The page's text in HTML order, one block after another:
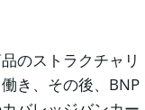
のストラクチャリ
き、その後、BNP